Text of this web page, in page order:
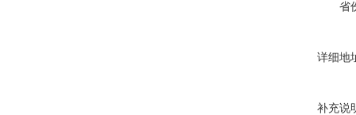
省
详细地
补充说